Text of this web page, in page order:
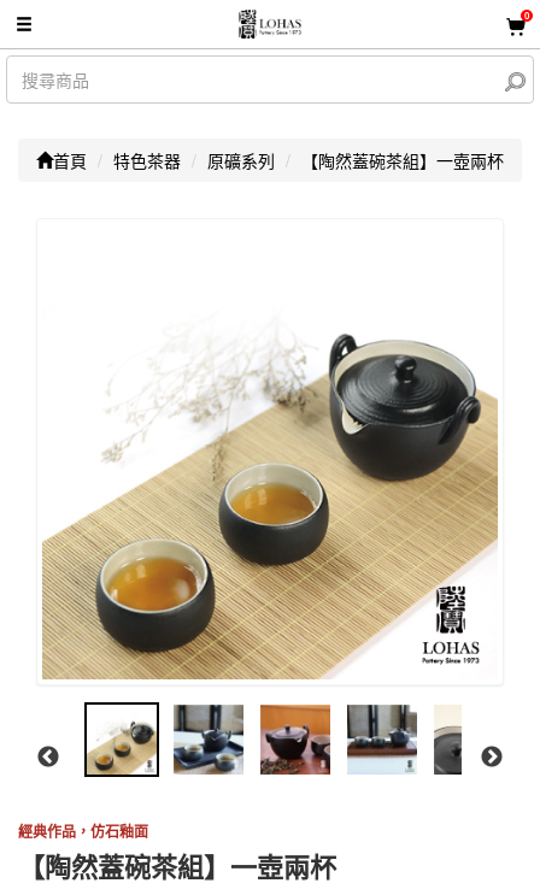
0
首頁 特色茶器 原礦系列 【陶然蓋碗茶組】一壺兩杯
經典作品，仿石釉面
【陶然蓋碗茶組】一壺兩杯